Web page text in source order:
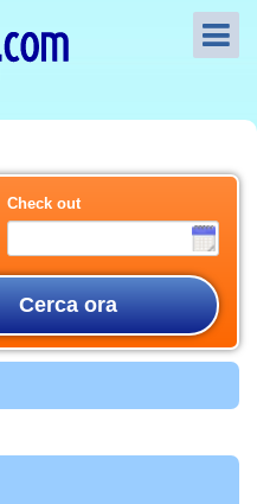
Check out
Cerca ora